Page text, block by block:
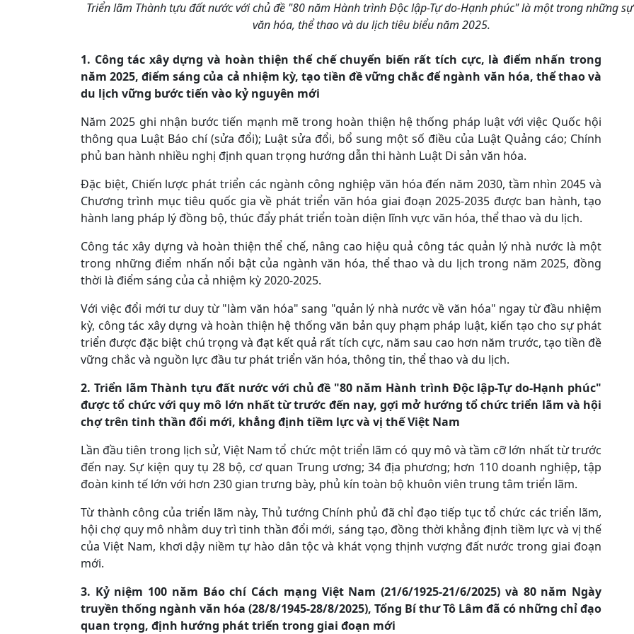
Triển lãm Thành tựu đất nước với chủ đề "80 năm Hành trình Độc lập-Tự do-Hạnh phúc" là một trong những
văn hóa, thể thao và du lịch tiêu biểu năm 2025.
1. Công tác xây dựng và hoàn thiện thể chế chuyển biến rất tích cực, là điểm nhấn trong
năm 2025, điểm sáng của cả nhiệm kỳ, tạo tiền đề vững chắc để ngành văn hóa, thể thao và
du lịch vững bước tiến vào kỷ nguyên mới
Năm 2025 ghi nhận bước tiến mạnh mẽ trong hoàn thiện hệ thống pháp luật với việc Quốc hội
thông qua Luật Báo chí (sửa đổi); Luật sửa đổi, bổ sung một số điều của Luật Quảng cáo; Chính
phủ ban hành nhiều nghị định quan trọng hướng dẫn thi hành Luật Di sản văn hóa.
Đặc biệt, Chiến lược phát triển các ngành công nghiệp văn hóa đến năm 2030, tầm nhìn 2045 và
Chương trình mục tiêu quốc gia về phát triển văn hóa giai đoạn 2025-2035 được ban hành, tạo
hành lang pháp lý đồng bộ, thúc đẩy phát triển toàn diện lĩnh vực văn hóa, thể thao và du lịch.
Công tác xây dựng và hoàn thiện thể chế, nâng cao hiệu quả công tác quản lý nhà nước là một
trong những điểm nhấn nổi bật của ngành văn hóa, thể thao và du lịch trong năm 2025, đồng
thời là điểm sáng của cả nhiệm kỳ 2020-2025.
Với việc đổi mới tư duy từ "làm văn hóa" sang "quản lý nhà nước về văn hóa" ngay từ đầu nhiệm
kỳ, công tác xây dựng và hoàn thiện hệ thống văn bản quy phạm pháp luật, kiến tạo cho sự phát
triển được đặc biệt chú trọng và đạt kết quả rất tích cực, năm sau cao hơn năm trước, tạo tiền đề
vững chắc và nguồn lực đầu tư phát triển văn hóa, thông tin, thể thao và du lịch.
2. Triển lãm Thành tựu đất nước với chủ đề "80 năm Hành trình Độc lập-Tự do-Hạnh phúc"
được tổ chức với quy mô lớn nhất từ trước đến nay, gợi mở hướng tổ chức triển lãm và hội
chợ trên tinh thần đổi mới, khẳng định tiềm lực và vị thế Việt Nam
Lần đầu tiên trong lịch sử, Việt Nam tổ chức một triển lãm có quy mô và tầm cỡ lớn nhất từ trước
đến nay. Sự kiện quy tụ 28 bộ, cơ quan Trung ương; 34 địa phương; hơn 110 doanh nghiệp, tập
đoàn kinh tế lớn với hơn 230 gian trưng bày, phủ kín toàn bộ khuôn viên trung tâm triển lãm.
Từ thành công của triển lãm này, Thủ tướng Chính phủ đã chỉ đạo tiếp tục tổ chức các triển lãm,
hội chợ quy mô nhằm duy trì tinh thần đổi mới, sáng tạo, đồng thời khẳng định tiềm lực và vị thế
của Việt Nam, khơi dậy niềm tự hào dân tộc và khát vọng thịnh vượng đất nước trong giai đoạn
mới.
3. Kỷ niệm 100 năm Báo chí Cách mạng Việt Nam (21/6/1925-21/6/2025) và 80 năm Ngày
truyền thống ngành văn hóa (28/8/1945-28/8/2025), Tổng Bí thư Tô Lâm đã có những chỉ đạo
quan trọng, định hướng phát triển trong giai đoạn mới